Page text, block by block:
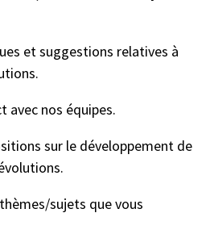
et suggestions relatives à
avec nos équipes.
sur le développement de
sujets que vous